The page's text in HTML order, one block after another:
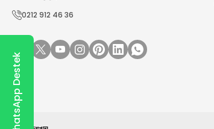
0212 912 46 36
WhatsApp Destek